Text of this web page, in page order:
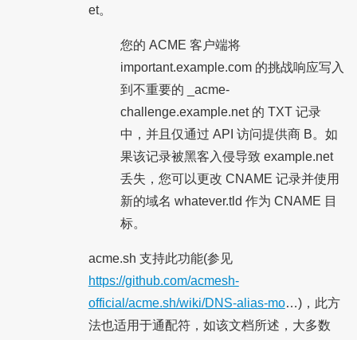
et。
您的 ACME 客户端将
important.example.com 的挑战响应写入
到不重要的 _acme-
challenge.example.net 的 TXT 记录
中，并且仅通过 API 访问提供商 B。如
果该记录被黑客入侵导致 example.net
丢失，您可以更改 CNAME 记录并使用
新的域名 whatever.tld 作为 CNAME 目
标。
acme.sh 支持此功能(参见
https://github.com/acmesh-
official/acme.sh/wiki/DNS-alias-mo…)，此方
法也适用于通配符，如该文档所述，大多数